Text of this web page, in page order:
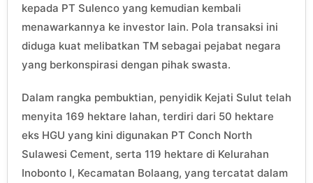
kepada PT Sulenco yang kemudian kembali
menawarkannya ke investor lain. Pola transaksi ini
diduga kuat melibatkan TM sebagai pejabat negara
yang berkonspirasi dengan pihak swasta.
Dalam rangka pembuktian, penyidik Kejati Sulut telah
menyita 169 hektare lahan, terdiri dari 50 hektare
eks HGU yang kini digunakan PT Conch North
Sulawesi Cement, serta 119 hektare di Kelurahan
Inobonto I, Kecamatan Bolaang, yang tercatat dalam